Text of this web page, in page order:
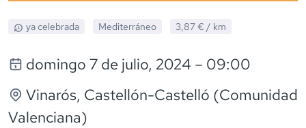
ya celebrada Mediterráneo 3,87 € / km
domingo 7 de julio, 2024 – 09:00
Vinarós, Castellón-Castelló (Comunidad
Valenciana)